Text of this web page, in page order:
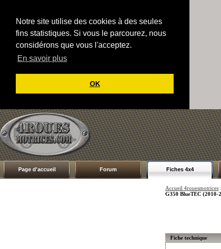
Notre site utilise des cookies à des seules
fins statistiques. Si vous le parcourez, nous
considérons que vous l'acceptez.
En savoir plus
OK
Page d'accueil Forum Fiches 4x4
Accueil 4rouesmotrices
G350 BlueTEC (2010-
Fiche technique